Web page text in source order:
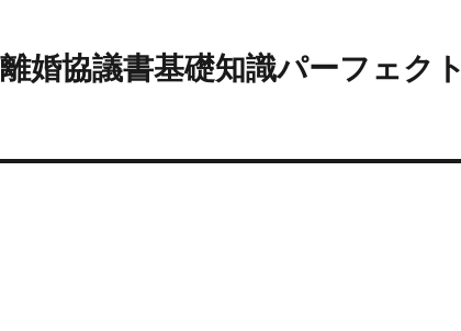
協議書基礎知識パーフェクト